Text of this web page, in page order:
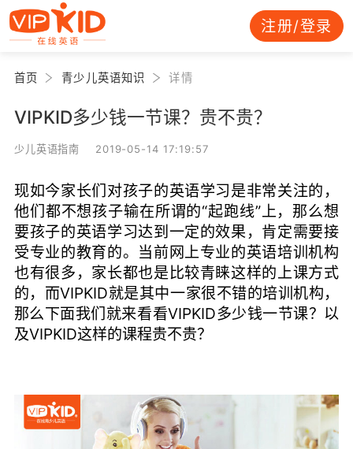
注册/登录
首页 青少儿英语知识 详情
VIPKID多少钱一节课？贵不贵？
少儿英语指南 2019-05-14 17:19:57
现如今家长们对孩子的英语学习是非常关注的，
他们都不想孩子输在所谓的“起跑线”上，那么想
要孩子的英语学习达到一定的效果，肯定需要接
受专业的教育的。当前网上专业的英语培训机构
也有很多，家长都也是比较青睐这样的上课方式
的，而VIPKID就是其中一家很不错的培训机构，
那么下面我们就来看看VIPKID多少钱一节课？以
及VIPKID这样的课程贵不贵？